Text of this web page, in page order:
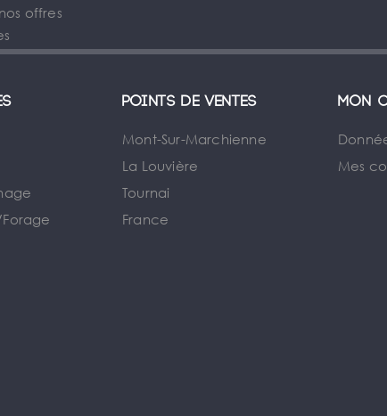
offres
Points de ventes
Mont-Sur-Marchienne
La Louvière
Tournai
France
Mon
Mes